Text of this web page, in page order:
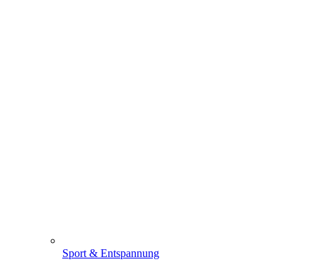
Sport & Entspannung